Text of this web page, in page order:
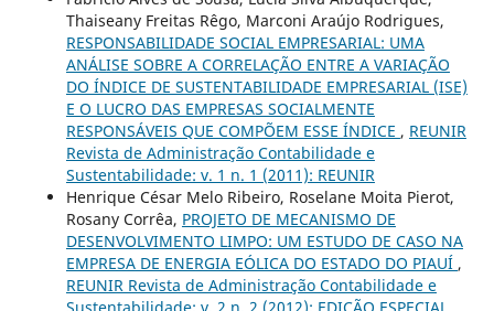
Thaiseany Freitas Rêgo, Marconi Araújo Rodrigues,
RESPONSABILIDADE SOCIAL EMPRESARIAL: UMA
ANÁLISE SOBRE A CORRELAÇÃO ENTRE A VARIAÇÃO
DO ÍNDICE DE SUSTENTABILIDADE EMPRESARIAL (ISE)
E O LUCRO DAS EMPRESAS SOCIALMENTE
RESPONSÁVEIS QUE COMPÕEM ESSE ÍNDICE , REUNIR
Revista de Administração Contabilidade e
Sustentabilidade: v. 1 n. 1 (2011): REUNIR
Henrique César Melo Ribeiro, Roselane Moita Pierot,
Rosany Corrêa, PROJETO DE MECANISMO DE
DESENVOLVIMENTO LIMPO: UM ESTUDO DE CASO NA
EMPRESA DE ENERGIA EÓLICA DO ESTADO DO PIAUÍ ,
REUNIR Revista de Administração Contabilidade e